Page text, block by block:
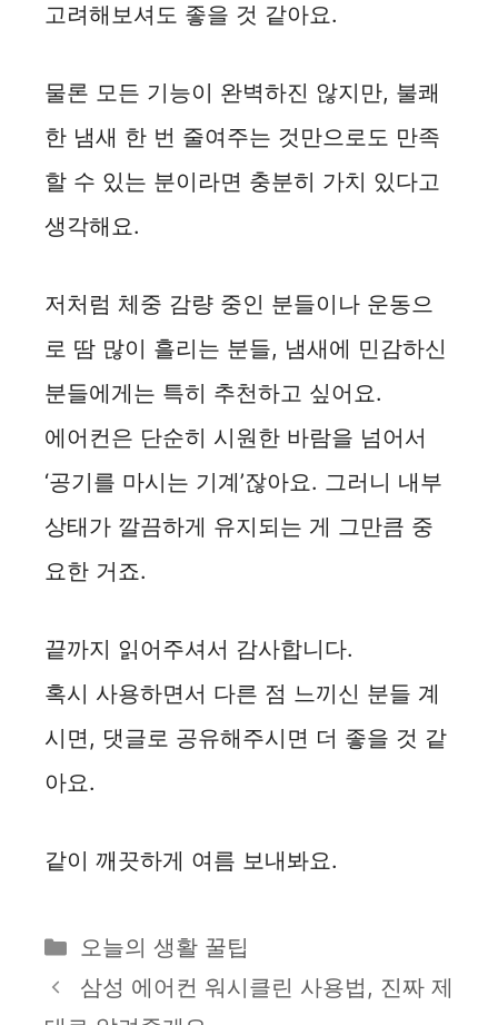
고려해보셔도 좋을 것 같아요.
물론 모든 기능이 완벽하진 않지만, 불쾌
한 냄새 한 번 줄여주는 것만으로도 만족
할 수 있는 분이라면 충분히 가치 있다고
생각해요.
저처럼 체중 감량 중인 분들이나 운동으
로 땀 많이 흘리는 분들, 냄새에 민감하신
분들에게는 특히 추천하고 싶어요.
에어컨은 단순히 시원한 바람을 넘어서
‘공기를 마시는 기계’잖아요. 그러니 내부
상태가 깔끔하게 유지되는 게 그만큼 중
요한 거죠.
끝까지 읽어주셔서 감사합니다.
혹시 사용하면서 다른 점 느끼신 분들 계
시면, 댓글로 공유해주시면 더 좋을 것 같
아요.
같이 깨끗하게 여름 보내봐요.
카
테
오늘의 생활 꿀팁
삼성 에어컨 워시클린 사용법, 진짜 제